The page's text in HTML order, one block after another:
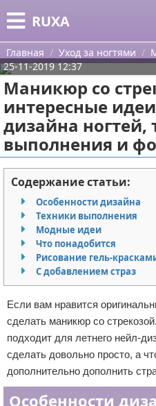
RUXA
Меню
Главная
Категории
Уход за кожей
Одежда
Шоппинг
Подарки
Украшения
Косметика
Уход за ногтями
Макияж
СПА процедуры
Поиск
О проекте
Контакты
Сотрудничество
Размещение рекламы
Для правообладателей
Условия предоставления
Отказ от ответственности
Главная Уход за ногтями
25-11-2019 12:37
Маникюр со
интересные
дизайна ногтей,
выполнения и
Содержание статьи:
Особенности дизайна
Техники выполнения
Модные идеи
Что понадобится
Рисование гель-
С добавлением страз
Если вам нравится
сделать маникюр со
подходит для летнего нейл-
сделать довольно просто, а
дополнительно дополнить
Особенности